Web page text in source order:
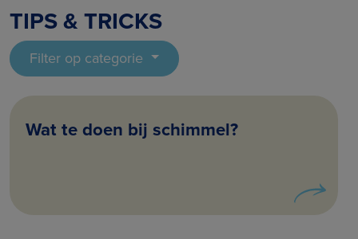
TIPS & TRICKS
Filter op categorie
Wat te doen bij schimmel?